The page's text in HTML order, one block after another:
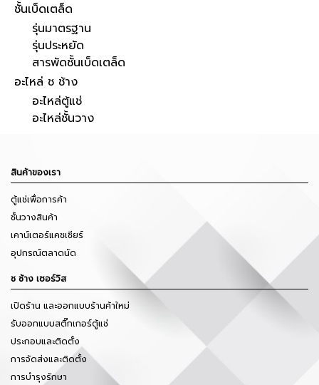
ชั้นเบ็ดเตล็ด
รุ่นมาตรฐาน
รุ่นประหยัด
สารพัดชั้นเบ็ดเตล็ด
อะไหล่ ช ช้าง
อะไหล่ตู้แช่
อะไหล่ชั้นวาง
สินค้าของเรา
ตู้แช่เพื่อการค้า
ชั้นวางสินค้า
เคาน์เตอร์แคชเชียร์
อุปกรณ์ตลาดนัด
ช ช้าง เซอร์วิส
เปิดร้าน และออกแบบร้านค้าใหม่
รับออกแบบสติ๊กเกอร์ตู้แช่
ประกอบและติดตั้ง
การจัดส่งและติดตั้ง
การบำรุงรักษา